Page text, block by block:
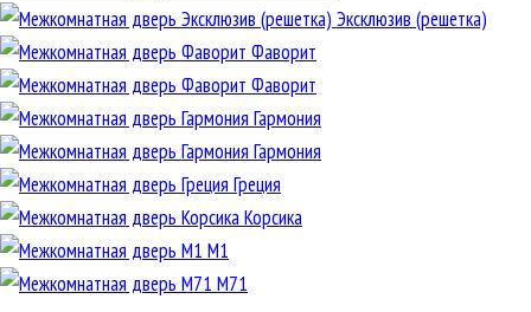
Эксклюзив (решетка)
Фаворит
Фаворит
Гармония
Гармония
Греция
Корсика
М1
М71